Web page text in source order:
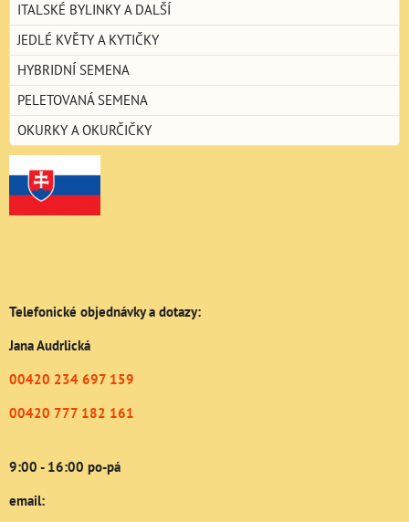
ITALSKÉ BYLINKY A DALŠÍ
JEDLÉ KVĚTY A KYTIČKY
HYBRIDNÍ SEMENA
PELETOVANÁ SEMENA
OKURKY A OKURČIČKY
Telefonické objednávky a dotazy:
Jana Audrlická
00420 234 697 159
00420 777 182 161
9:00 - 16:00 po-pá
email: